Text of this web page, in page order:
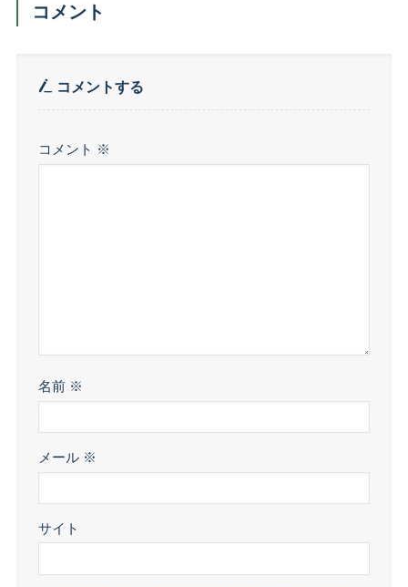
コメント
コメントする
コメント ※
名前 ※
メール ※
サイト